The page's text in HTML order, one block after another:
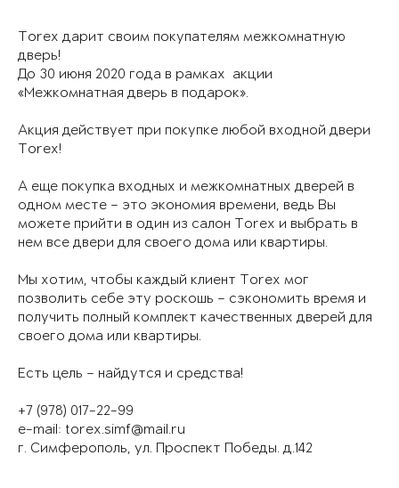
Torex дарит своим покупателям межкомнатную
дверь!
До 30 июня 2020 года в рамках акции
«Межкомнатная дверь в подарок».
Акция действует при покупке любой входной двери
Torex!
А еще покупка входных и межкомнатных дверей в
одном месте – это экономия времени, ведь Вы
можете прийти в один из салон Torex и выбрать в
нем все двери для своего дома или квартиры.
Мы хотим, чтобы каждый клиент Torex мог
позволить себе эту роскошь – сэкономить время и
получить полный комплект качественных дверей для
своего дома или квартиры.
Есть цель – найдутся и средства!
+7 (978) 017-22-99
e-mail: torex.simf@mail.ru
г. Симферополь, ул. Проспект Победы. д.142